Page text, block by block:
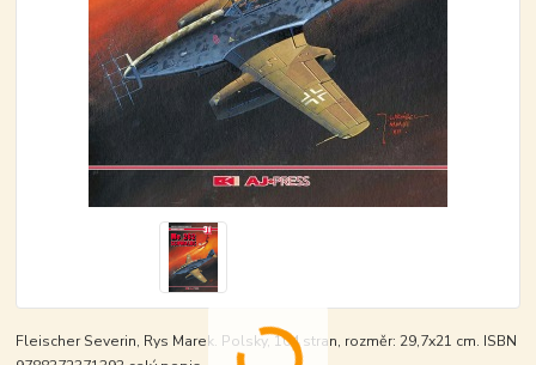
Fleischer Severin, Rys Marek. Polsky, 104 stran, rozměr: 29,7x21 cm. ISBN